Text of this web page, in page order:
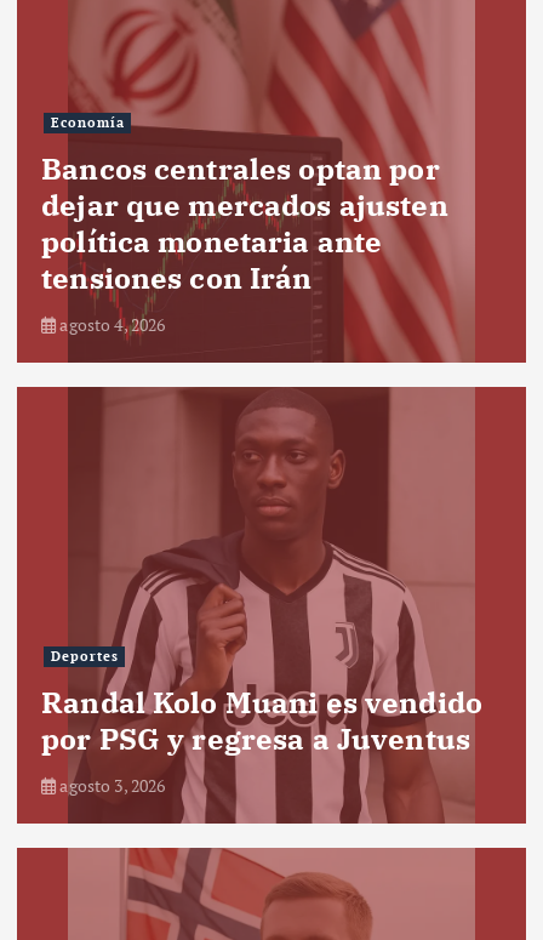
Economía
Bancos centrales optan por
dejar que mercados ajusten
política monetaria ante
tensiones con Irán
agosto 4, 2026
Deportes
Randal Kolo Muani es vendido
por PSG y regresa a Juventus
agosto 3, 2026